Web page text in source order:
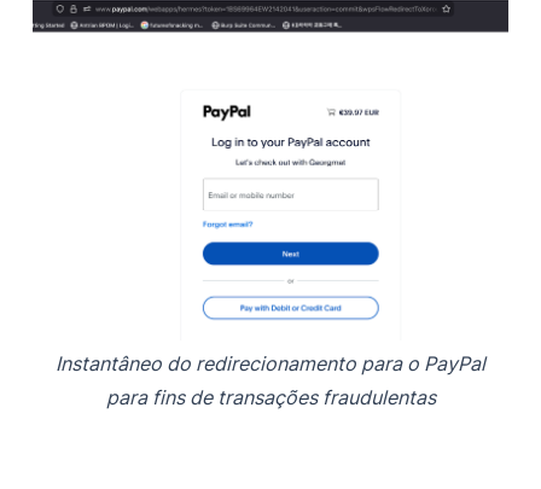
Instantâneo do redirecionamento para o PayPal
para fins de transações fraudulentas